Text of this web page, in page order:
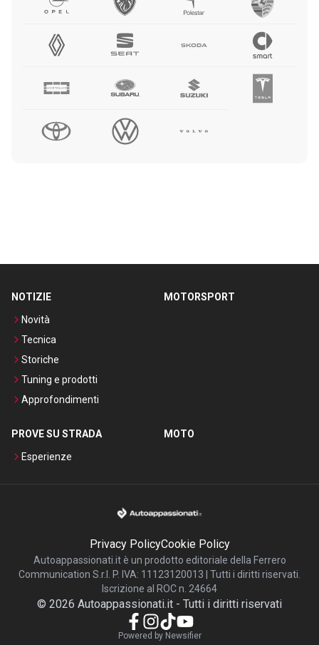
NOTIZIE
Novità
Tecnica
Storiche
Tuning e prodotti
Approfondimenti
MOTORSPORT
PROVE SU STRADA
Esperienze
MOTO
Privacy PolicyCookie Policy
Autoappassionati.it è un prodotto editoriale della Ferrero
Communication S.r.l. P. IVA: 11123120013 | Tutti i diritti riservati.
Iscrizione al ROC n. 24664
© 2026 Autoappassionati.it - Tutti i diritti riservati
Powered by Newsifier